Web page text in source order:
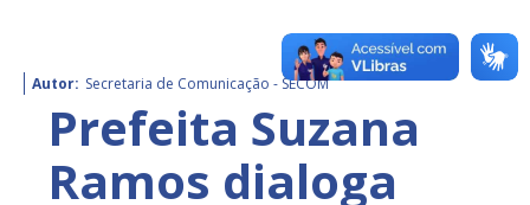
Autor: Secretaria de Comunicação - SECOM
Prefeita Suzana
Ramos dialoga